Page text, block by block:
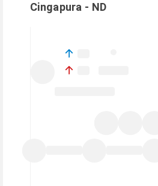
Cingapura - ND